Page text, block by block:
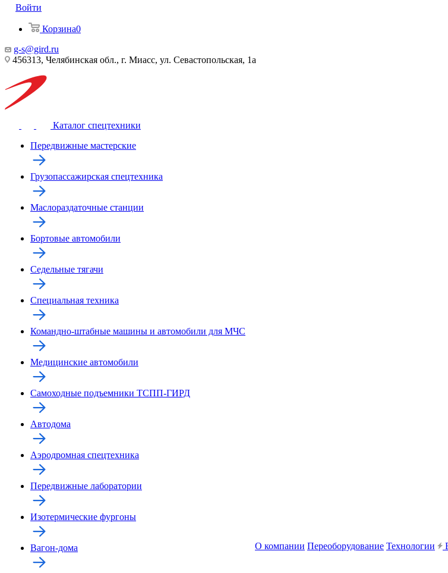
Войти
Корзина0
g-s@gird.ru
456313, Челябинская обл., г. Миасс, ул. Севастопольская, 1а
Каталог спецтехники
Передвижные мастерские
Грузопассажирская спецтехника
Маслораздаточные станции
Бортовые автомобили
Седельные тягачи
Специальная техника
Командно-штабные машины и автомобили для МЧС
Медицинские автомобили
Самоходные подъемники ТСПП-ГИРД
Автодома
Аэродромная спецтехника
Передвижные лаборатории
Изотермические фургоны
Вагон-дома О компании Переоборудование Технологии